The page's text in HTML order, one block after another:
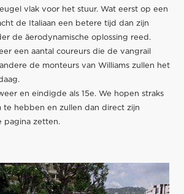
vlak voor het stuur. Wat eerst op een
de Italiaan een betere tijd dan zijn
de äerodynamische oplossing reed.
een aantal coureurs die de vangrail
de monteurs van Williams zullen het
en eindigde als 15e. We hopen straks
te hebben en zullen dan direct zijn
pagina zetten.